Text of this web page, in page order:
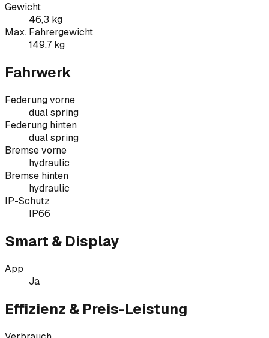
Gewicht
46,3 kg
Max. Fahrergewicht
149,7 kg
Fahrwerk
Federung vorne
dual spring
Federung hinten
dual spring
Bremse vorne
hydraulic
Bremse hinten
hydraulic
IP-Schutz
IP66
Smart & Display
App
Ja
Effizienz & Preis-Leistung